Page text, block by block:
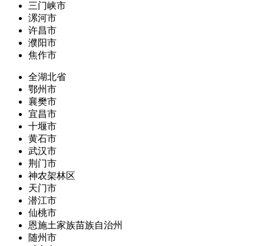
三门峡市
漯河市
许昌市
濮阳市
焦作市
全湖北省
鄂州市
襄樊市
宜昌市
十堰市
黄石市
武汉市
荆门市
神农架林区
天门市
潜江市
仙桃市
恩施土家族苗族自治州
随州市